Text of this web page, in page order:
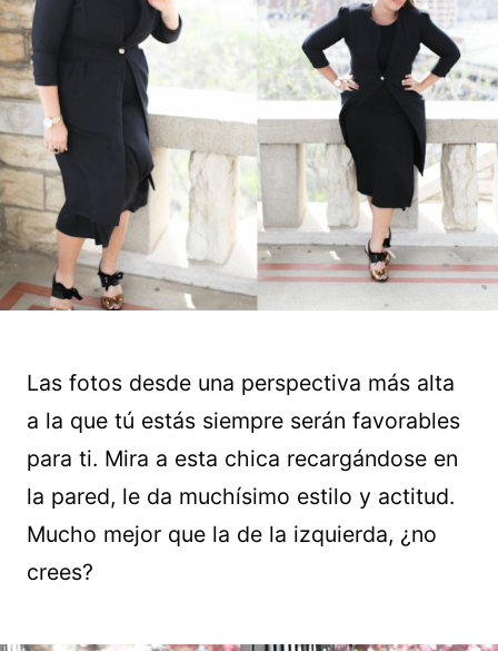
Las fotos desde una perspectiva más alta
a la que tú estás siempre serán favorables
para ti. Mira a esta chica recargándose en
la pared, le da muchísimo estilo y actitud.
Mucho mejor que la de la izquierda, ¿no
crees?